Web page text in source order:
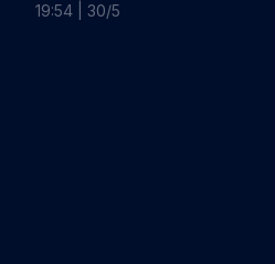
19:54 30/5